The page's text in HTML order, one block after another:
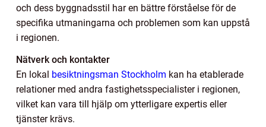
och dess byggnadsstil har en bättre förståelse för de
specifika utmaningarna och problemen som kan uppstå
i regionen.
Nätverk och kontakter
En lokal besiktningsman Stockholm kan ha etablerade
relationer med andra fastighetsspecialister i regionen,
vilket kan vara till hjälp om ytterligare expertis eller
tjänster krävs.